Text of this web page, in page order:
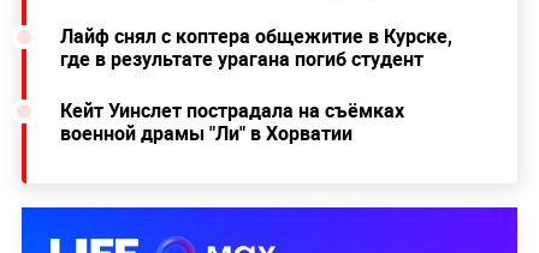
Лайф снял с коптера общежитие в Курске,
где в результате урагана погиб студент
Кейт Уинслет пострадала на съёмках
военной драмы "Ли" в Хорватии